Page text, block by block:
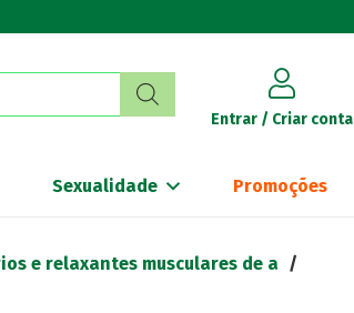
Entrar / Criar conta
Sexualidade Promoções
e relaxantes musculares de a /